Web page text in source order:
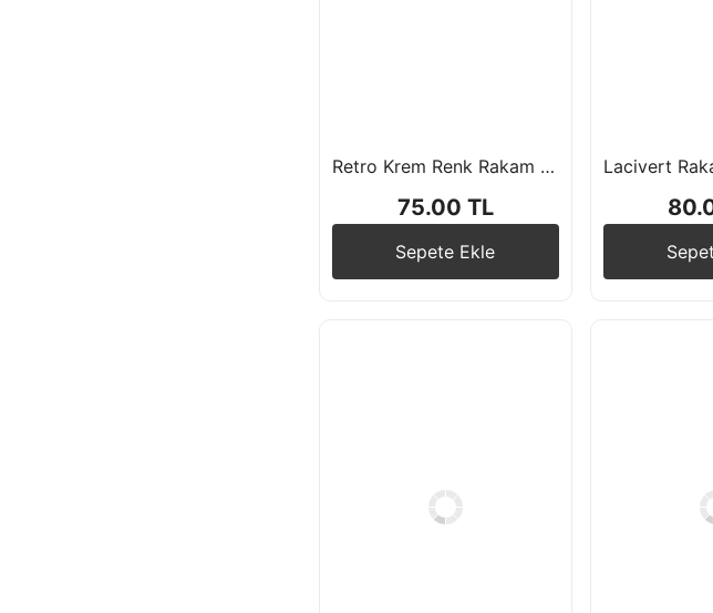
Retro Krem Renk Rakam Folyo Balon 76 cm
75.00 TL
Sepete Ekle